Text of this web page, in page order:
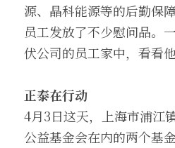
源、晶科能源等的后勤保
员工发放了不少慰问品。
伏公司的员工家中，看看
正泰在行动
4月3日这天，上海市浦江
公益基金会在内的两个基